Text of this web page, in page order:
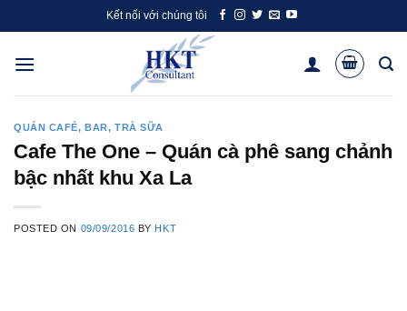
to
content
Kết nối với chúng tôi
QUÁN CAFÉ, BAR, TRÀ SỮA
Cafe The One – Quán cà phê sang chảnh
bậc nhất khu Xa La
POSTED ON 09/09/2016 BY HKT